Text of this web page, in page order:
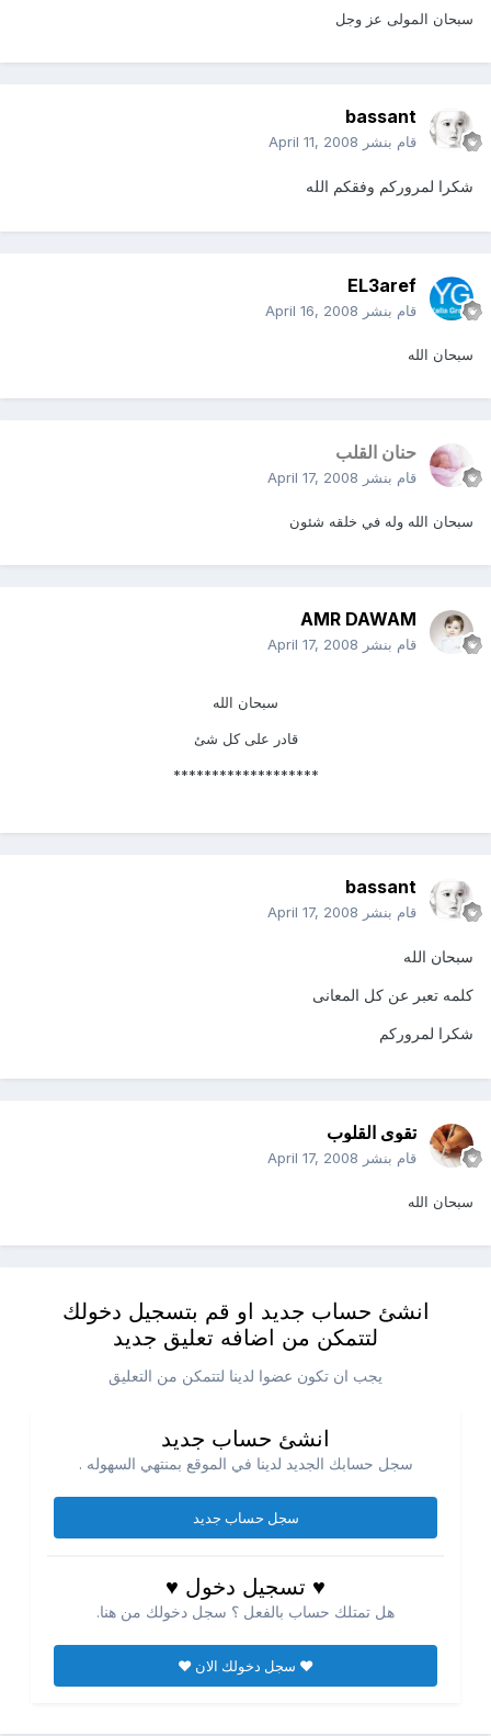
سبحان المولى عز وجل
bassant
قام بنشر April 11, 2008
شكرا لمروركم وفقكم الله
EL3aref
قام بنشر April 16, 2008
سبحان الله
حنان القلب
قام بنشر April 17, 2008
سبحان الله وله في خلقه شئون
AMR DAWAM
قام بنشر April 17, 2008
سبحان الله
قادر على كل شئ
*******************
bassant
قام بنشر April 17, 2008
سبحان الله
كلمه تعبر عن كل المعانى
شكرا لمروركم
تقوى القلوب
قام بنشر April 17, 2008
سبحان الله
انشئ حساب جديد او قم بتسجيل دخولك
لتتمكن من اضافه تعليق جديد
يجب ان تكون عضوا لدينا لتتمكن من التعليق
انشئ حساب جديد
سجل حسابك الجديد لدينا في الموقع بمنتهي السهوله .
سجل حساب جديد
♥ تسجيل دخول ♥
هل تمتلك حساب بالفعل ؟ سجل دخولك من هنا.
♥ سجل دخولك الان ♥